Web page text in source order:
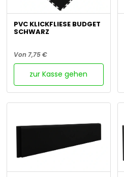
PVC KLICKFLIESE BUDGET
SCHWARZ
Von 7,75 €
zur Kasse gehen